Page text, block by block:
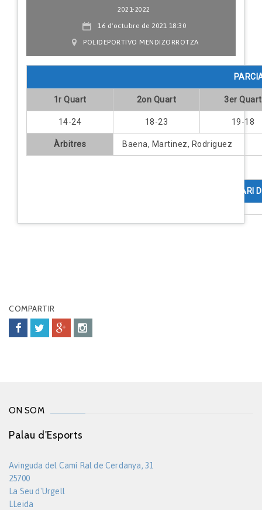
2021-2022
16 d'octubre de 2021 18:30
POLIDEPORTIVO MENDIZORROTZA
1r Quart 2on Quart 3er Quart
14-24 18-23 19-18
Àrbitres Baena, Martinez, Rodriguez
COMENTARI
COMPARTIR
ON SOM
Palau d'Esports
Avinguda del Camí Ral de Cerdanya, 31
25700
La Seu d'Urgell
LLeida